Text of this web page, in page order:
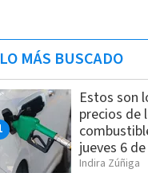
LO MÁS BUSCADO
Estos son
precios de
jueves 6
Indira Zúñiga